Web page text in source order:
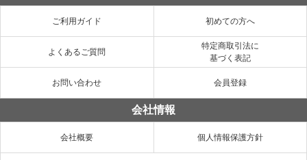
ご利用ガイド 初めての方へ
よくあるご質問
特定商取引法に
基づく表記
お問い合わせ 会員登録
会社情報
会社概要 個人情報保護方針